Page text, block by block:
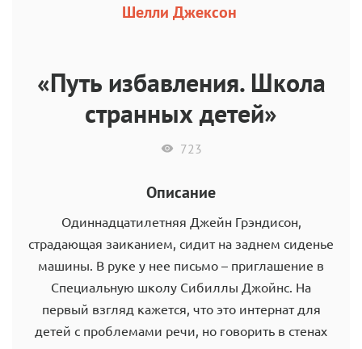
Шелли Джексон
«Путь избавления. Школа
странных детей»
723
Описание
Одиннадцатилетняя Джейн Грэндисон,
страдающая заиканием, сидит на заднем сиденье
машины. В руке у нее письмо – приглашение в
Специальную школу Сибиллы Джойнс. На
первый взгляд кажется, что это интернат для
детей с проблемами речи, но говорить в стенах